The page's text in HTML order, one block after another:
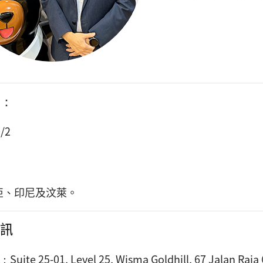
2
印尼及汶萊。
Suite 25-01, Level 25, Wisma Goldhill, 67 Jalan